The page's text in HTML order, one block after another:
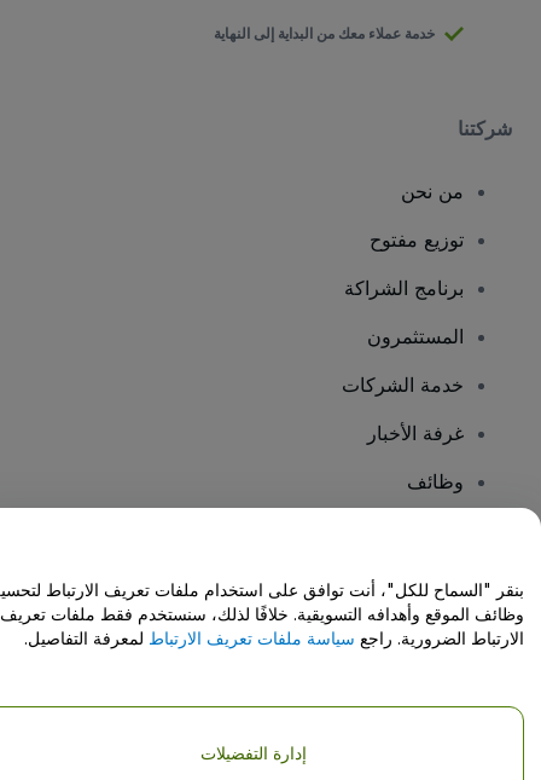
خدمة عملاء معك من البداية إلى النهاية
شركتنا
من نحن
توزيع مفتوح
برنامج الشراكة
المستثمرون
خدمة الشركات
غرفة الأخبار
وظائف
مركز المساعدة / اتصل بنا
حقوق النشر © شركة فياجوجو المحدودة 2026
تفاصيل الشركة
بنقر "السماح للكل"، أنت توافق على استخدام ملفات تعريف الارتباط
وظائف الموقع وأهدافه التسويقية. خلافًا لذلك، سنستخدم فقط ملفات تعريف
الارتباط الضرورية. راجع سياسة ملفات تعريف الارتباط لمعرفة التفاصيل.
إدارة التفضيلات